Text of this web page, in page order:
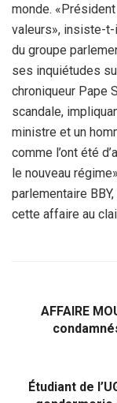
monde.
valeurs», insiste-t-
du groupe
ses inquiétudes
chroniqueur Pape
scandale,
ministre et un
comme l’ont été
le nouveau
parlementaire
cette affaire au
AFFAIRE
Étudiant de